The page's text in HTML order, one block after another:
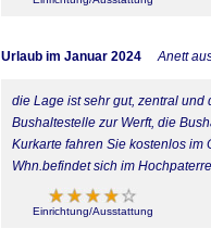
Urlaub im Januar 2024 Anett
die Lage ist sehr gut, zentral
Bushaltestelle zur Werft, die
Kurkarte fahren Sie kostenlos im
Whn.befindet sich im
Einrichtung/Ausstattung